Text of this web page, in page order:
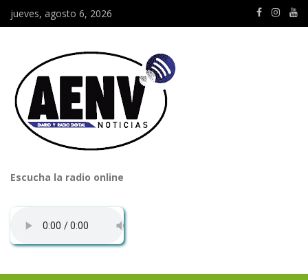
jueves, agosto 6, 2026
Escucha la radio online